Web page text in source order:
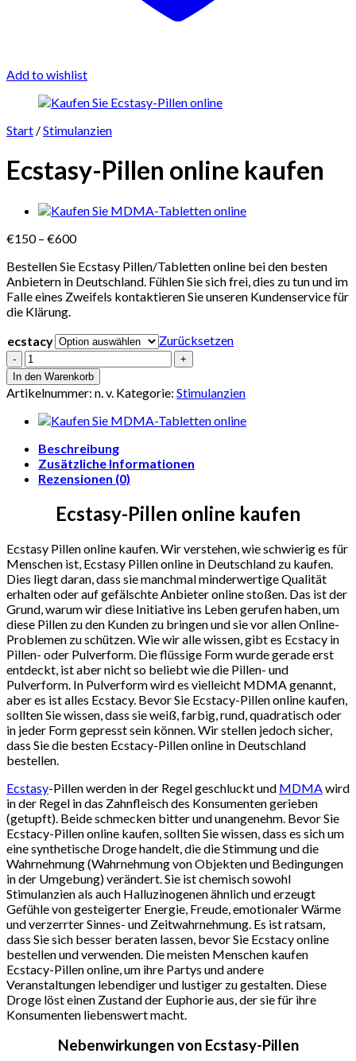
Add to wishlist
Start /Stimulanzien
Ecstasy-Pillen online kaufen
€150 – €600Preisspanne:
bis
€600
Bestellen Sie Ecstasy Pillen/Tabletten online bei den besten
Anbietern in Deutschland. Fühlen Sie sich frei, dies zu tun und im
Falle eines Zweifels kontaktieren Sie unseren Kundenservice für
die Klärung.
ecstacy
Zurücksetzen
Ecstasy-
Pillen
online
kaufen
Menge
In den Warenkorb
Artikelnummer: n. v. Kategorie: Stimulanzien
Beschreibung
Zusätzliche Informationen
Rezensionen (0)
Ecstasy-Pillen online kaufen
Ecstasy Pillen online kaufen. Wir verstehen, wie schwierig es für
Menschen ist, Ecstasy Pillen online in Deutschland zu kaufen.
Dies liegt daran, dass sie manchmal minderwertige Qualität
erhalten oder auf gefälschte Anbieter online stoßen. Das ist der
Grund, warum wir diese Initiative ins Leben gerufen haben, um
diese Pillen zu den Kunden zu bringen und sie vor allen Online-
Problemen zu schützen. Wie wir alle wissen, gibt es Ecstacy in
Pillen- oder Pulverform. Die flüssige Form wurde gerade erst
entdeckt, ist aber nicht so beliebt wie die Pillen- und
Pulverform. In Pulverform wird es vielleicht MDMA genannt,
aber es ist alles Ecstacy. Bevor Sie Ecstacy-Pillen online kaufen,
sollten Sie wissen, dass sie weiß, farbig, rund, quadratisch oder
in jeder Form gepresst sein können. Wir stellen jedoch sicher,
dass Sie die besten Ecstacy-Pillen online in Deutschland
bestellen.
Ecstasy-Pillen werden in der Regel geschluckt und MDMA wird
in der Regel in das Zahnfleisch des Konsumenten gerieben
(getupft). Beide schmecken bitter und unangenehm. Bevor Sie
Ecstacy-Pillen online kaufen, sollten Sie wissen, dass es sich um
eine synthetische Droge handelt, die die Stimmung und die
Wahrnehmung (Wahrnehmung von Objekten und Bedingungen
in der Umgebung) verändert. Sie ist chemisch sowohl
Stimulanzien als auch Halluzinogenen ähnlich und erzeugt
Gefühle von gesteigerter Energie, Freude, emotionaler Wärme
und verzerrter Sinnes- und Zeitwahrnehmung. Es ist ratsam,
dass Sie sich besser beraten lassen, bevor Sie Ecstacy online
bestellen und verwenden. Die meisten Menschen kaufen
Ecstacy-Pillen online, um ihre Partys und andere
Veranstaltungen lebendiger und lustiger zu gestalten. Diese
Droge löst einen Zustand der Euphorie aus, der sie für ihre
Konsumenten liebenswert macht.
Nebenwirkungen von Ecstasy-Pillen